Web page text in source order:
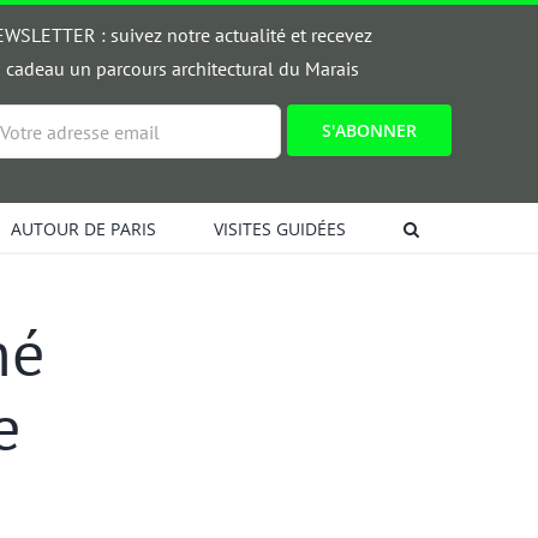
: suivez notre actualité et recevez
cadeau un parcours architectural du Marais
AUTOUR DE PARIS VISITES GUIDÉES